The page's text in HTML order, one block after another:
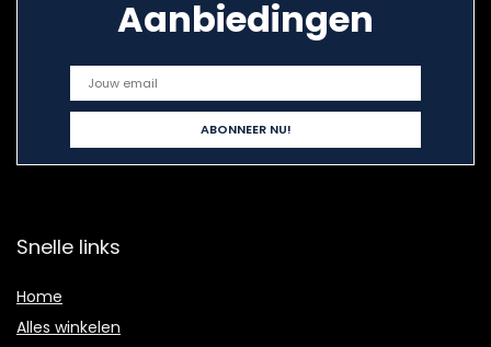
Aanbiedingen
Snelle links
Home
Alles winkelen